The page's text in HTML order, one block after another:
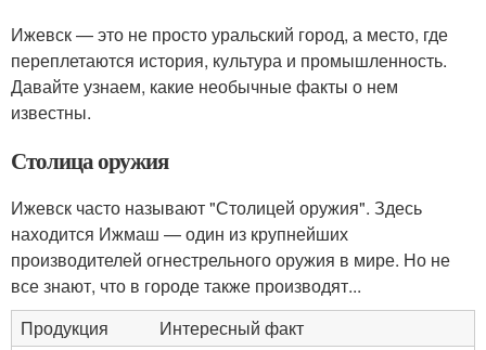
Ижевск — это не просто уральский город, а место, где
переплетаются история, культура и промышленность.
Давайте узнаем, какие необычные факты о нем
известны.
Столица оружия
Ижевск часто называют "Столицей оружия". Здесь
находится Ижмаш — один из крупнейших
производителей огнестрельного оружия в мире. Но не
все знают, что в городе также производят...
Продукция
Интересный факт